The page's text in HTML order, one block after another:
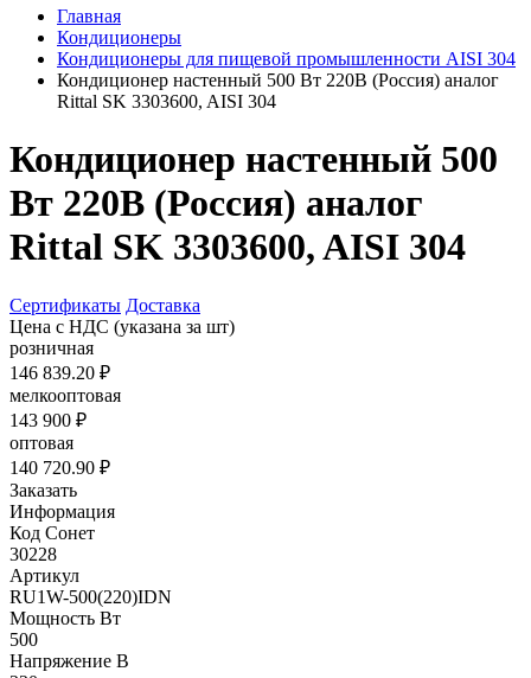
Главная
Кондиционеры
Кондиционеры для пищевой промышленности AISI 304
Кондиционер настенный 500 Вт 220В (Россия) аналог
Rittal SK 3303600, AISI 304
Кондиционер настенный 500
Вт 220В (Россия) аналог
Rittal SK 3303600, AISI 304
Сертификаты Доставка
Цена с НДС (указана за шт)
розничная
146 839.20 ₽
мелкооптовая
143 900 ₽
оптовая
140 720.90 ₽
Заказать
Информация
Код Сонет
30228
Артикул
RU1W-500(220)IDN
Мощность Вт
500
Напряжение В